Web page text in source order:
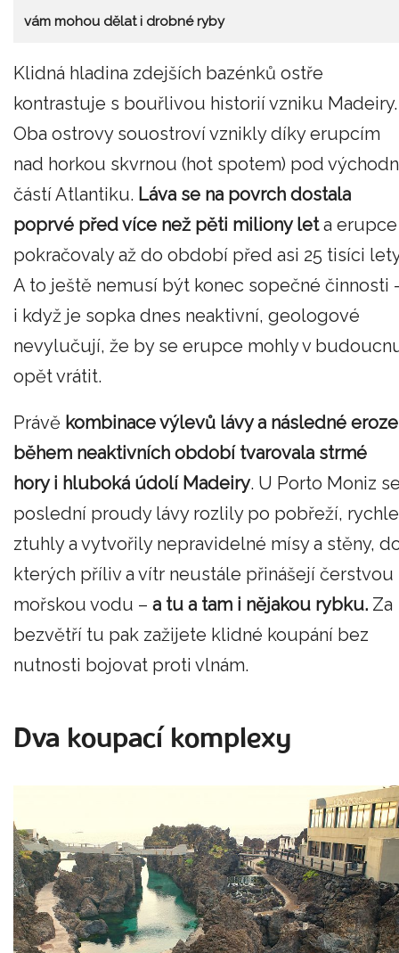
vám mohou dělat i drobné ryby
Klidná hladina zdejších bazénků ostře
kontrastuje s bouřlivou historií vzniku Madeiry.
Oba ostrovy souostroví vznikly díky erupcím
nad horkou skvrnou (hot spotem) pod
částí Atlantiku. Láva se na povrch dostala
poprvé před více než pěti miliony leta erupce
pokračovaly až do období před asi 25 tisíci
A to ještě nemusí být konec sopečné činnosti
i když je sopka dnes neaktivní, geologové
nevylučují, že by se erupce mohly v
opět vrátit.
Právě kombinace výlevů lávy a následné eroze
během neaktivních období tvarovala strmé
hory i hluboká údolí Madeiry. U Porto Moniz
poslední proudy lávy rozlily po pobřeží, rychle
ztuhly a vytvořily nepravidelné mísy a stěny,
kterých příliv a vítr neustále přinášejí čerstvou
mořskou vodu – a tu a tam i nějakou rybku. Za
bezvětří tu pak zažijete klidné koupání bez
nutnosti bojovat proti vlnám.
Dva koupací komplexy